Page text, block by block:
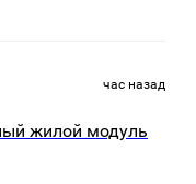
час назад
жилой модуль